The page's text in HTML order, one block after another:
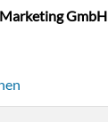
GmbH